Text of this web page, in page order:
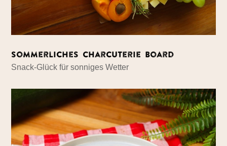
Sommerliches Charcuterie Board
Snack-Glück für sonniges Wetter